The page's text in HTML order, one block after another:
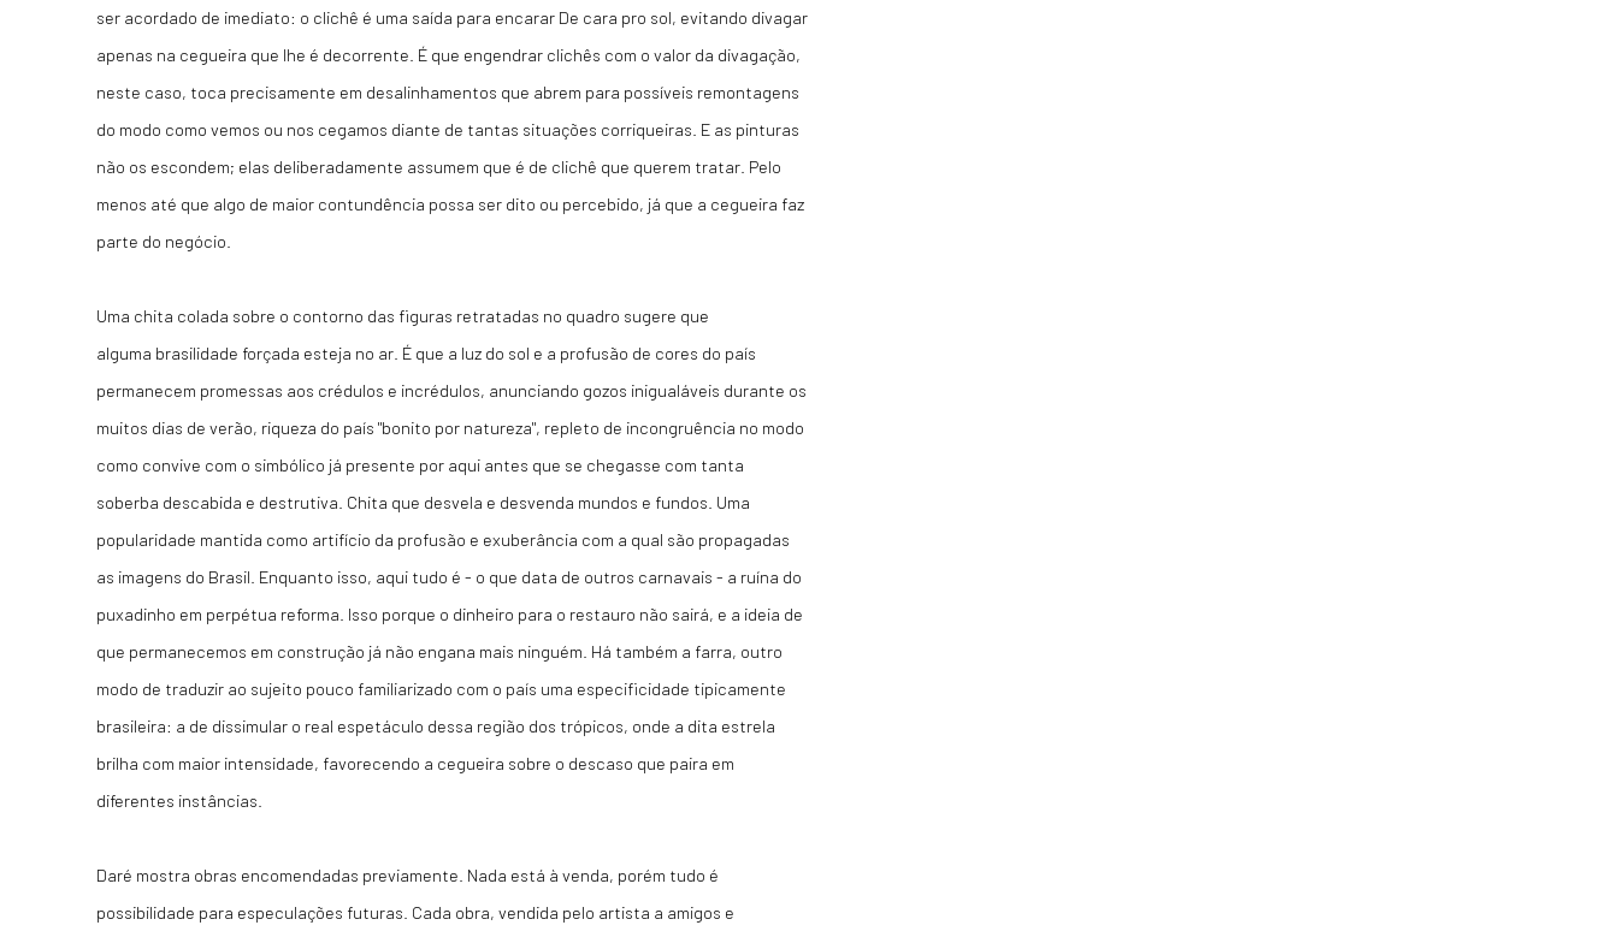
ser acordado de imediato: o clichê é uma saída para encarar De cara pro sol, evitando divagar
apenas na cegueira que lhe é decorrente. É que engendrar clichês com o valor da divagação,
neste caso, toca precisamente em desalinhamentos que abrem para possíveis remontagens
do modo como vemos ou nos cegamos diante de tantas situações corriqueiras. E as pinturas
não os escondem; elas deliberadamente assumem que é de clichê que querem tratar. Pelo
menos até que algo de maior contundência possa ser dito ou percebido, já que a cegueira faz
parte do negócio.
Uma chita colada sobre o contorno das figuras retratadas no quadro sugere que
alguma brasilidade forçada esteja no ar. É que a luz do sol e a profusão de cores do país
permanecem promessas aos crédulos e incrédulos, anunciando gozos inigualáveis durante os
muitos dias de verão, riqueza do país "bonito por natureza", repleto de incongruência no modo
como convive com o simbólico já presente por aqui antes que se chegasse com tanta
soberba descabida e destrutiva. Chita que desvela e desvenda mundos e fundos. Uma
popularidade mantida como artifício da profusão e exuberância com a qual são propagadas
as imagens do Brasil. Enquanto isso, aqui tudo é - o que data de outros carnavais - a ruína do
puxadinho em perpétua reforma. Isso porque o dinheiro para o restauro não sairá, e a ideia de
que permanecemos em construção já não engana mais ninguém. Há também a farra, outro
modo de traduzir ao sujeito pouco familiarizado com o país uma especificidade tipicamente
brasileira: a de dissimular o real espetáculo dessa região dos trópicos, onde a dita estrela
brilha com maior intensidade, favorecendo a cegueira sobre o descaso que paira em
diferentes instâncias.
Daré mostra obras encomendadas previamente. Nada está à venda, porém tudo é
possibilidade para especulações futuras. Cada obra, vendida pelo artista a amigos e